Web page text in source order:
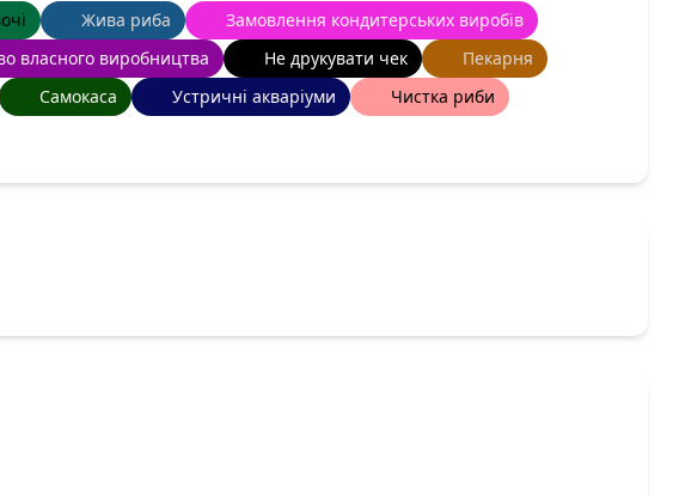
Жива риба
Замовлення кондитерських виробів
власного виробництва Не друкувати чек
Пекарня
Самокаса Устричні акваріуми
Чистка риби